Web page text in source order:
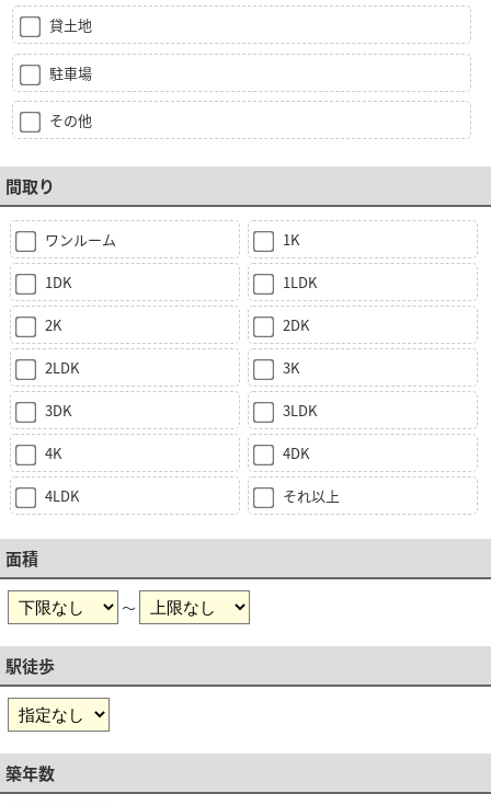
貸土地
駐車場
その他
間取り
ワンルーム 1K
1DK 1LDK
2K 2DK
2LDK 3K
3DK 3LDK
4K 4DK
4LDK それ以上
面積
～
駅徒歩
築年数